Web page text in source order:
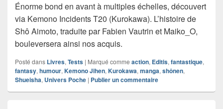
Énorme bond en avant à multiples échelles, découvert
via Kemono Incidents T20 (Kurokawa). L’histoire de
Shô Aimoto, traduite par Fabien Vautrin et Maiko_O,
bouleversera ainsi nos acquis.
Posté dans Livres, Tests | Marqué comme action, Editis, fantastique,
fantasy, humour, Kemono Jihen, Kurokawa, manga, shônen,
Shueisha, Univers Poche | Publier un commentaire